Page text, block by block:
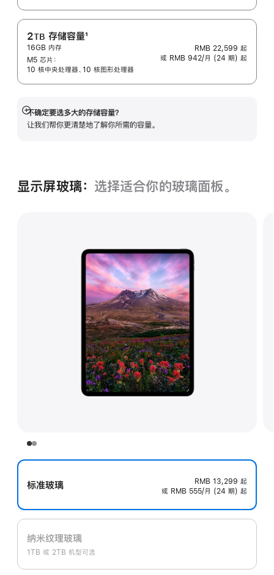
2TB 存储容量
脚
注
1
16GB 内存
M5 芯片：
10 核中央处理器、10 核图形处理器
RMB 22,599 起
或 RMB 942/月 (24 期) 起
不确定要选多大的存储容⁠量？
让我们帮你更清楚地了解你所需的容量。
展
开
显示屏玻璃： 选择适合你的玻璃面‍板。
标准玻璃 RMB 13,299 起
或 RMB 555/月 (24 期) 起
纳米纹理玻璃
1TB 或 2TB 机型可选